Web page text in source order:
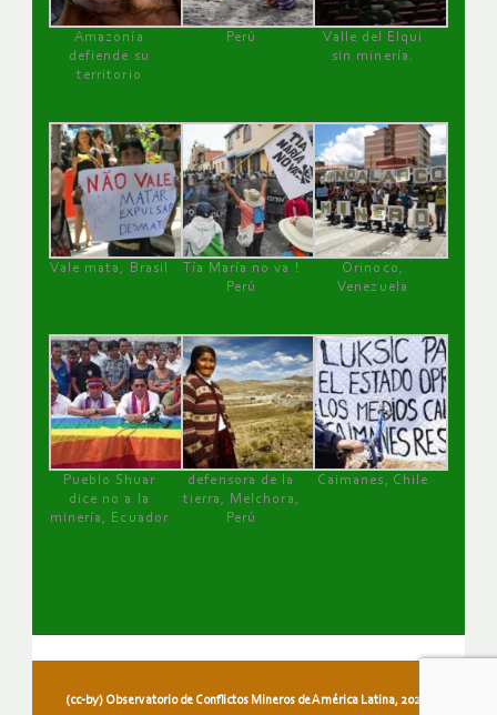
Amazonía
defiende su
territorio
Perú
Valle del Elqui
sin minería.
Vale mata, Brasil
Tía María no va !
Perú
Orinoco,
Venezuela
Pueblo Shuar
dice no a la
minería, Ecuador
defensora de la
tierra, Melchora,
Perú
Caimanes, Chile
(cc-by) Observatorio de Conflictos Mineros de América Latina, 2026